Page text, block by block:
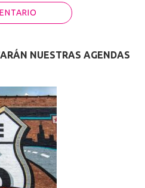
NUESTRAS AGENDAS